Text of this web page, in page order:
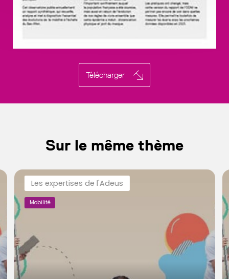
Télécharger
Sur le même thème
Les expertises de l'Adeus
Mobilité